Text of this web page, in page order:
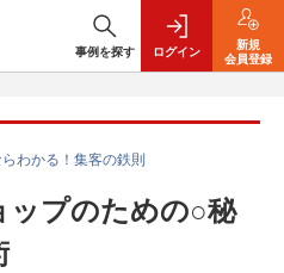
事例を探す ログイン
新規
会員登録
わかる！集客の鉄則
プのための○秘